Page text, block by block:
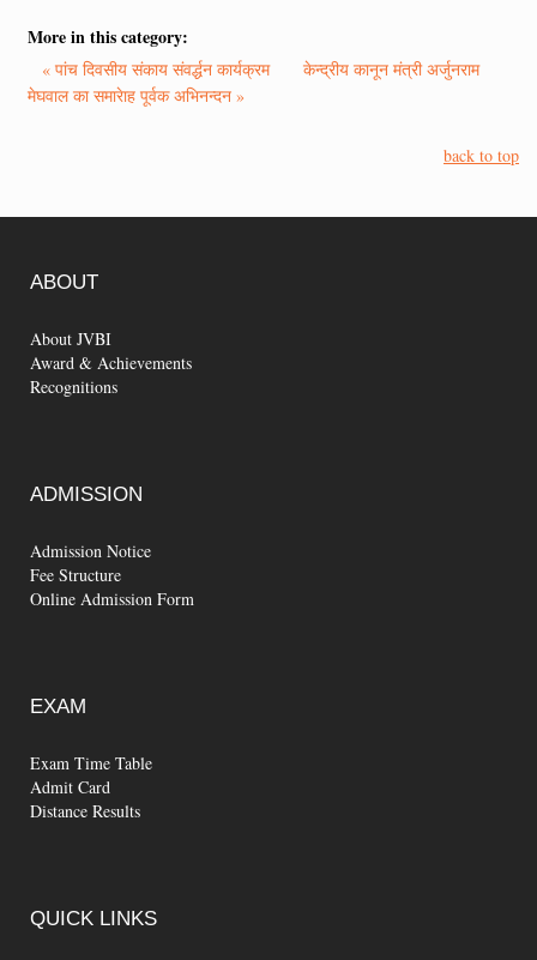
More in this category:
« पांच दिवसीय संकाय संवर्द्धन कार्यक्रम
केन्द्रीय कानून मंत्री अर्जुनराम
मेघवाल का समारेाह पूर्वक अभिनन्दन »
back to top
ABOUT
About JVBI
Award & Achievements
Recognitions
ADMISSION
Admission Notice
Fee Structure
Online Admission Form
EXAM
Exam Time Table
Admit Card
Distance Results
QUICK LINKS